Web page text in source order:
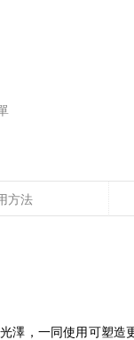
方法
澤，一同使用可塑造